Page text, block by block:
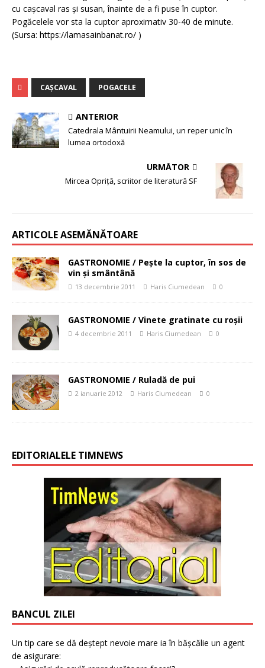
cu cașcaval ras și susan, înainte de a fi puse în cuptor.
Pogăcelele vor sta la cuptor aproximativ 30-40 de minute.
(Sursa: https://lamasainbanat.ro/ )
CAŞCAVAL POGACELE
ANTERIOR
Catedrala Mântuirii Neamului, un reper unic în
lumea ortodoxă
URMĂTOR
Mircea Opriță, scriitor de literatură SF
ARTICOLE ASEMĂNĂTOARE
GASTRONOMIE / Peşte la cuptor, în sos de
vin şi smântână
13 decembrie 2011 Haris Ciumedean 0
GASTRONOMIE / Vinete gratinate cu roşii
4 decembrie 2011 Haris Ciumedean 0
GASTRONOMIE / Ruladă de pui
2 ianuarie 2012 Haris Ciumedean 0
EDITORIALELE TIMNEWS
BANCUL ZILEI
Un tip care se dă deștept nevoie mare ia în bășcălie un agent
de asigurare: